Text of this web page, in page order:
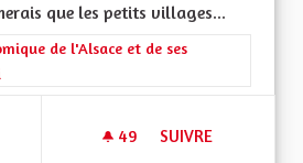
que les petits villages...
la catégorie : L'attractivité
de l'Alsace et de ses
49 49 ABONNÉS
SUIVRE